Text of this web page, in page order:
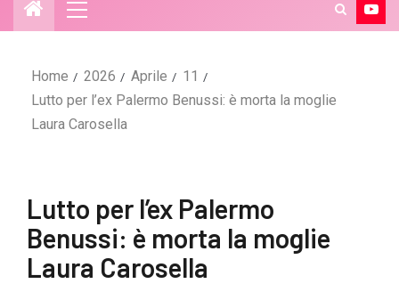
Home 2026 Aprile
11
Lutto per l’ex Palermo Benussi: è morta la moglie
Laura Carosella
Lutto per l’ex Palermo
Benussi: è morta la moglie
Laura Carosella